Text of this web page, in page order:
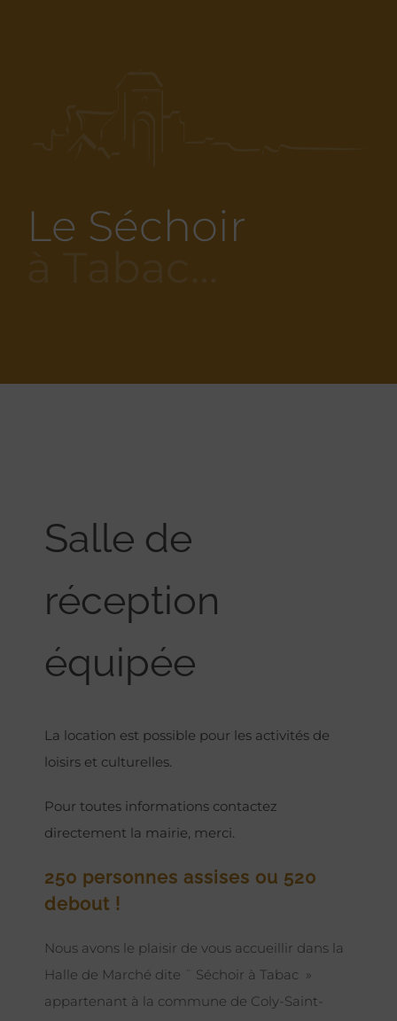
Le Séchoir
Salle de
réception
équipée
La location est possible pour les activités de
loisirs et culturelles.
Pour toutes informations contactez
directement la mairie, merci.
250 personnes assises ou 520
debout !
Nous avons le plaisir de vous accueillir dans la
Halle de Marché dite ¨ Séchoir à Tabac »
appartenant à la commune de Coly-Saint-